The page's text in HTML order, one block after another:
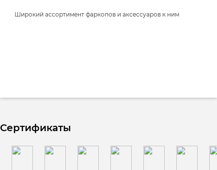
Широкий ассортимент фаркопов и аксессуаров к ним
Сертификаты